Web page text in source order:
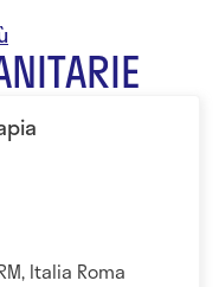
Italia Roma